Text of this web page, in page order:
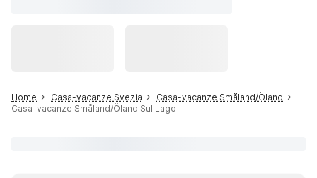
Home Casa-vacanze Svezia
Casa-vacanze Småland/Öland
Casa-vacanze Småland/Öland Sul Lago